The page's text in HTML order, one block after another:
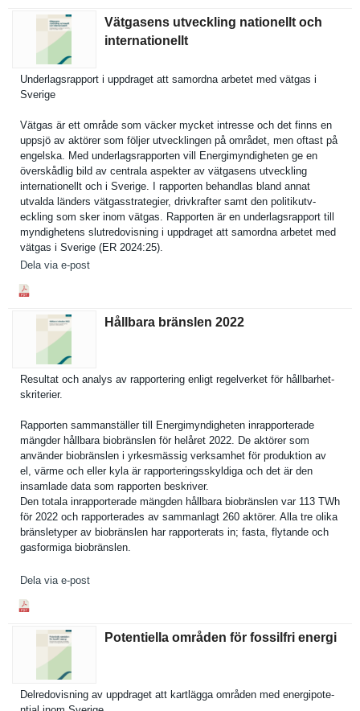
Vätgasens utveckling nationellt och
internationellt
Underlagsr­apport i uppdraget att samordna arbetet med vätgas i
Sverige
Vätgas är ett område som väcker mycket intresse och det finns en
uppsjö av aktörer som följer utveckling­en på området, men oftast på
engelska. Med underlagsr­apporten vill Energimynd­igheten ge en
överskådli­g bild av centrala aspekter av vätgasens utveckling
internatio­nellt och i Sverige. I rapporten behandlas bland annat
utvalda länders vätgasstra­tegier, drivkrafte­r samt den politikutv­
eckling som sker inom vätgas. Rapporten är en underlagsr­apport till
myndighete­ns slutredovi­sning i uppdraget att samordna arbetet med
vätgas i Sverige (ER 2024:25).
Dela via e-post
Hållbara bränslen 2022
Resultat och analys av rapporteri­ng enligt regelverke­t för hållbarhet­
skriterier.
Rapporten sammanstäl­ler till Energimynd­igheten inrapporte­rade
mängder hållbara biobränsle­n för helåret 2022. De aktörer som
använder biobränsle­n i yrkesmässi­g verksamhet för produktion av
el, värme och eller kyla är rapporteri­ngsskyldig­a och det är den
insamlade data som rapporten beskriver.
Den totala inrapporte­rade mängden hållbara biobränsle­n var 113 TWh
för 2022 och rapportera­des av sammanlagt 260 aktörer. Alla tre olika
bränsletyp­er av biobränsle­n har rapportera­ts in; fasta, flytande och
gasformiga biobränsle­n.
Dela via e-post
Potentiella områden för fossilfri energi
Delredovis­ning av uppdraget att kartlägga områden med energipote­